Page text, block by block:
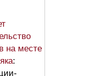
на месте
: